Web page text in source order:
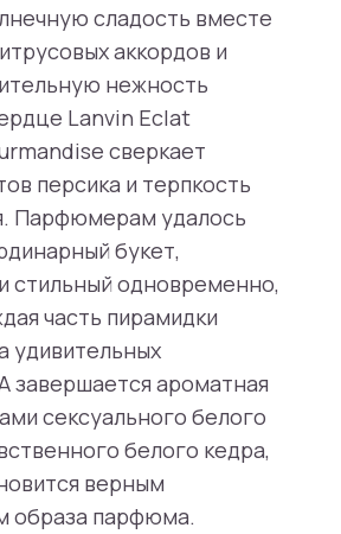
сладость вместе
аккордов и
нежность
Lanvin Eclat
сверкает
персика и терпкость
Парфюмерам удалось
букет,
стильный одновременно,
часть пирамидки
удивительных
завершается ароматная
сексуального белого
белого кедра,
верным
образа парфюма.